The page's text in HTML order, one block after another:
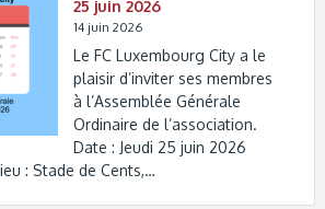
25 juin 2026
14 juin 2026
Le FC Luxembourg City a le
plaisir d’inviter ses membres
à l’Assemblée Générale
Ordinaire de l’association.
Date : Jeudi 25 juin 2026
: Stade de Cents,…